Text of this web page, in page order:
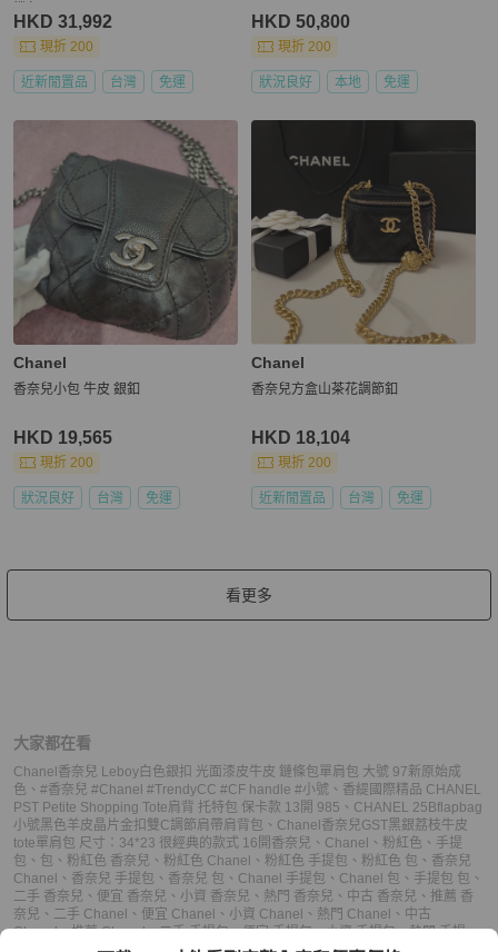
HKD 31,992
現折 200
近新閒置品 台灣 免運
HKD 50,800
現折 200
狀況良好 本地 免運
Chanel
香奈兒小包 牛皮 銀釦
HKD 19,565
現折 200
狀況良好 台灣 免運
Chanel
香奈兒方盒山茶花調節釦
HKD 18,104
現折 200
近新閒置品 台灣 免運
看更多
大家都在看
Chanel香奈兒 Leboy白色銀扣 光面漆皮牛皮 鏈條包單肩包 大號 97新原始成
色 、 #香奈兒 #Chanel #TrendyCC #CF handle #小號 、 香緹國際精品 CHANEL
PST Petite Shopping Tote肩背 托特包 保卡款 13開 985 、 CHANEL 25Bflapbag
小號黑色羊皮晶片金扣雙C調節肩帶肩背包 、 Chanel香奈兒GST黑銀荔枝牛皮
tote單肩包 尺寸：34*23 很經典的款式 16開 香奈兒 、 Chanel 、 粉紅色 、 手提
包 、 包 、 粉紅色 香奈兒 、 粉紅色 Chanel 、 粉紅色 手提包 、 粉紅色 包 、 香奈兒
Chanel 、 香奈兒 手提包 、 香奈兒 包 、 Chanel 手提包 、 Chanel 包 、 手提包 包 、
二手 香奈兒 、 便宜 香奈兒 、 小資 香奈兒 、 熱門 香奈兒 、 中古 香奈兒 、 推薦 香
奈兒 、 二手 Chanel 、 便宜 Chanel 、 小資 Chanel 、 熱門 Chanel 、 中古
Chanel、推薦 Chanel、二手 手提包、便宜 手提包、小資 手提包、熱門 手提